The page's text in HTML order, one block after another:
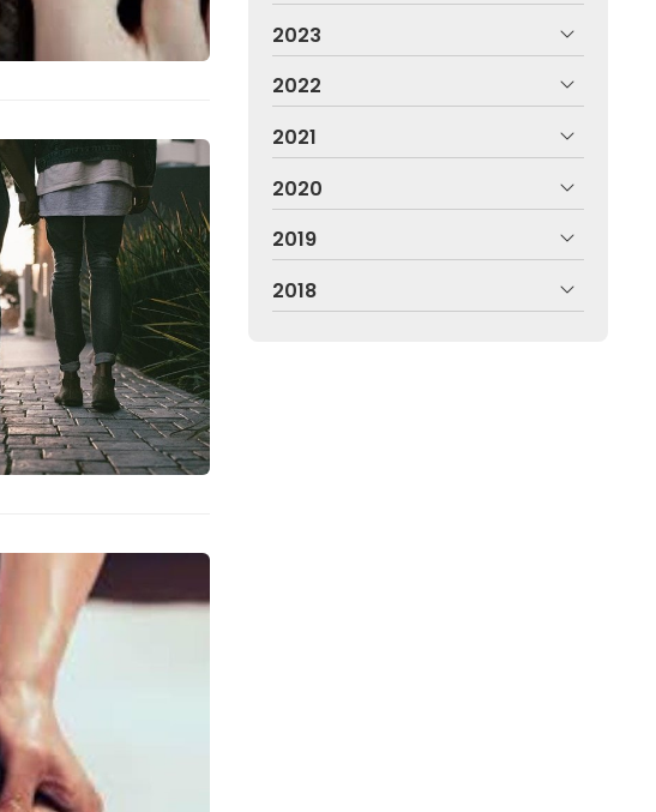
2023
2022
2021
2020
2019
2018